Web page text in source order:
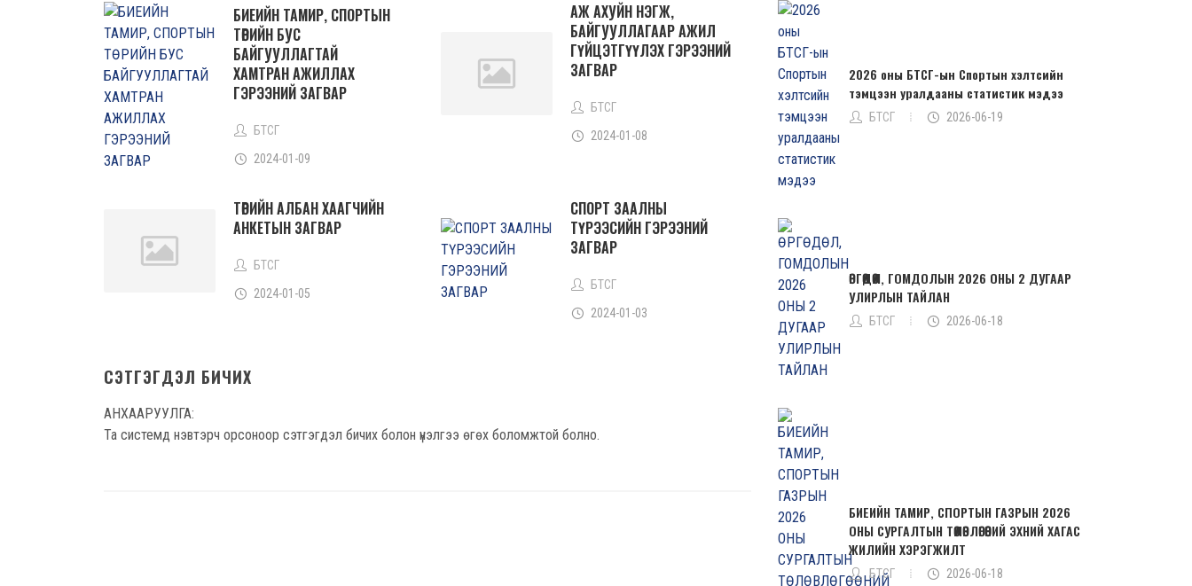
БИЕИЙН ТАМИР, СПОРТЫН
ТӨРИЙН БУС
БАЙГУУЛЛАГТАЙ
ХАМТРАН АЖИЛЛАХ
ГЭРЭЭНИЙ ЗАГВАР
БТСГ
2024-01-09
АЖ АХУЙН НЭГЖ,
БАЙГУУЛЛАГААР АЖИЛ
ГҮЙЦЭТГҮҮЛЭХ ГЭРЭЭНИЙ
ЗАГВАР
БТСГ
2024-01-08
ТӨРИЙН АЛБАН ХААГЧИЙН
АНКЕТЫН ЗАГВАР
БТСГ
2024-01-05
СПОРТ ЗААЛНЫ
ТҮРЭЭСИЙН ГЭРЭЭНИЙ
ЗАГВАР
БТСГ
2024-01-03
СЭТГЭГДЭЛ БИЧИХ
АНХААРУУЛГА:
Та системд нэвтэрч орсоноор сэтгэгдэл бичих болон үнэлгээ өгөх боломжтой болно.
2026 оны БТСГ-ын Спортын хэлтсийн
тэмцээн уралдааны статистик мэдээ
БТСГ 2026-06-19
ӨРГӨДӨЛ, ГОМДОЛЫН 2026 ОНЫ 2 ДУГААР
УЛИРЛЫН ТАЙЛАН
БТСГ 2026-06-18
БИЕИЙН ТАМИР, СПОРТЫН ГАЗРЫН 2026
ОНЫ СУРГАЛТЫН ТӨЛӨВЛӨГӨӨНИЙ ЭХНИЙ ХАГАС
ЖИЛИЙН ХЭРЭГЖИЛТ
БТСГ 2026-06-18